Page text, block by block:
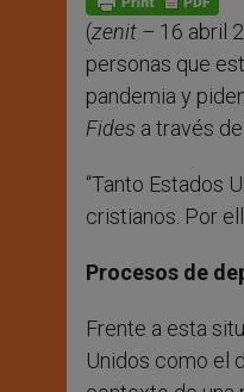
p e
r
k
(zenit – 16 abril
personas que
pandemia y
Fides a través
“Tanto Estados
cristianos. Por
Procesos de
Frente a esta
Unidos como el